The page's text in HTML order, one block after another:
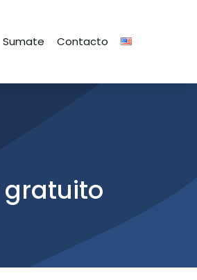
Sumate Contacto
gratuito